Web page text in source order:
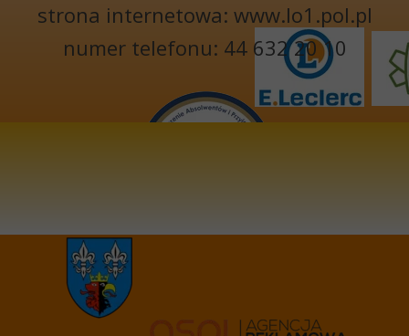
strona internetowa: www.lo1.pol.pl
numer telefonu: 44 632 20 10